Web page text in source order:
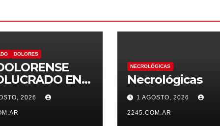
DOLORES
EN
QUE
CON
Y VUELCO
2026
NECROLÓGICAS
Necrológicas
1 AGOSTO, 2026
2245.COM.AR